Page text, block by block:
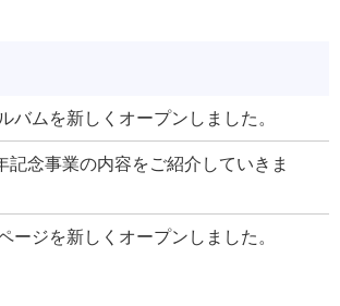
バムを新しくオープンしました。
記念事業の内容をご紹介していきま
ージを新しくオープンしました。